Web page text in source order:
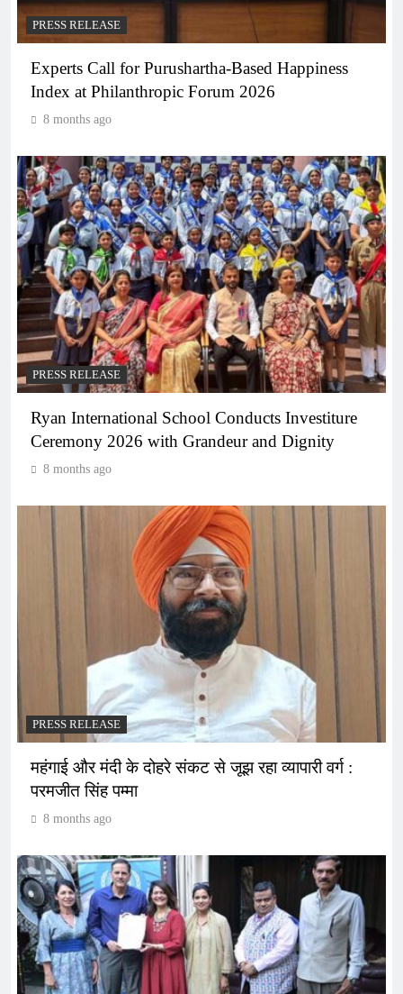
PRESS RELEASE
Experts Call for Purushartha-Based Happiness
Index at Philanthropic Forum 2026
8 months ago
PRESS RELEASE
Ryan International School Conducts Investiture
Ceremony 2026 with Grandeur and Dignity
8 months ago
PRESS RELEASE
महंगाई और मंदी के दोहरे संकट से जूझ रहा व्यापारी वर्ग :
परमजीत सिंह पम्मा
8 months ago